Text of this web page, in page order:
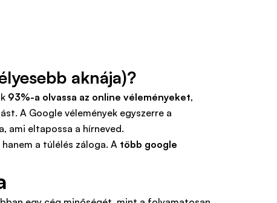
aknája)?
93%-a olvassa az online véleményeket,
A Google vélemények egyszerre a
ami eltapossa a hírneved.
a túlélés záloga. A több google